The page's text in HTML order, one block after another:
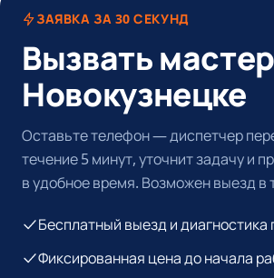
ЗАЯВКА ЗА 30 СЕКУНД
Вызвать
Новокузнецке
Оставьте телефон — диспетчер
течение 5 минут, уточнит задачу и
в удобное время. Возможен выезд в
Бесплатный выезд и диагностика
Фиксированная цена до начала